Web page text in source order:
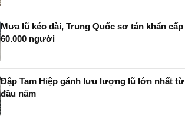
Mưa lũ kéo dài, Trung Quốc sơ tán khẩn cấp
60.000 người
Đập Tam Hiệp gánh lưu lượng lũ lớn nhất từ
đầu năm